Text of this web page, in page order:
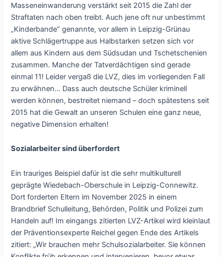
Masseneinwanderung verstärkt seit 2015 die Zahl der
Straftaten nach oben treibt. Auch jene oft nur unbestimmt
„Kinderbande“ genannte, vor allem in Leipzig-Grünau
aktive Schlägertruppe aus Halbstarken setzen sich vor
allem aus Kindern aus dem Südsudan und Tschetschenien
zusammen. Manche der Tatverdächtigen sind gerade
einmal 11! Leider vergaß die LVZ, dies im vorliegenden Fall
zu erwähnen… Dass auch deutsche Schüler kriminell
werden können, bestreitet niemand – doch spätestens seit
2015 hat die Gewalt an unseren Schulen eine ganz neue,
negative Dimension erhalten!
Sozialarbeiter sind überfordert
Ein trauriges Beispiel dafür ist die sehr multikulturell
geprägte Wiedebach-Oberschule in Leipzig-Connewitz.
Dort forderten Eltern im November 2025 in einem
Brandbrief Schulleitung, Behörden, Politik und Polizei zum
Handeln auf! Im eingangs zitierten LVZ-Artikel wird kleinlaut
der Präventionsexperte Reichel gegen Ende des Artikels
zitiert: „Wir brauchen mehr Schulsozialarbeiter. Sie können